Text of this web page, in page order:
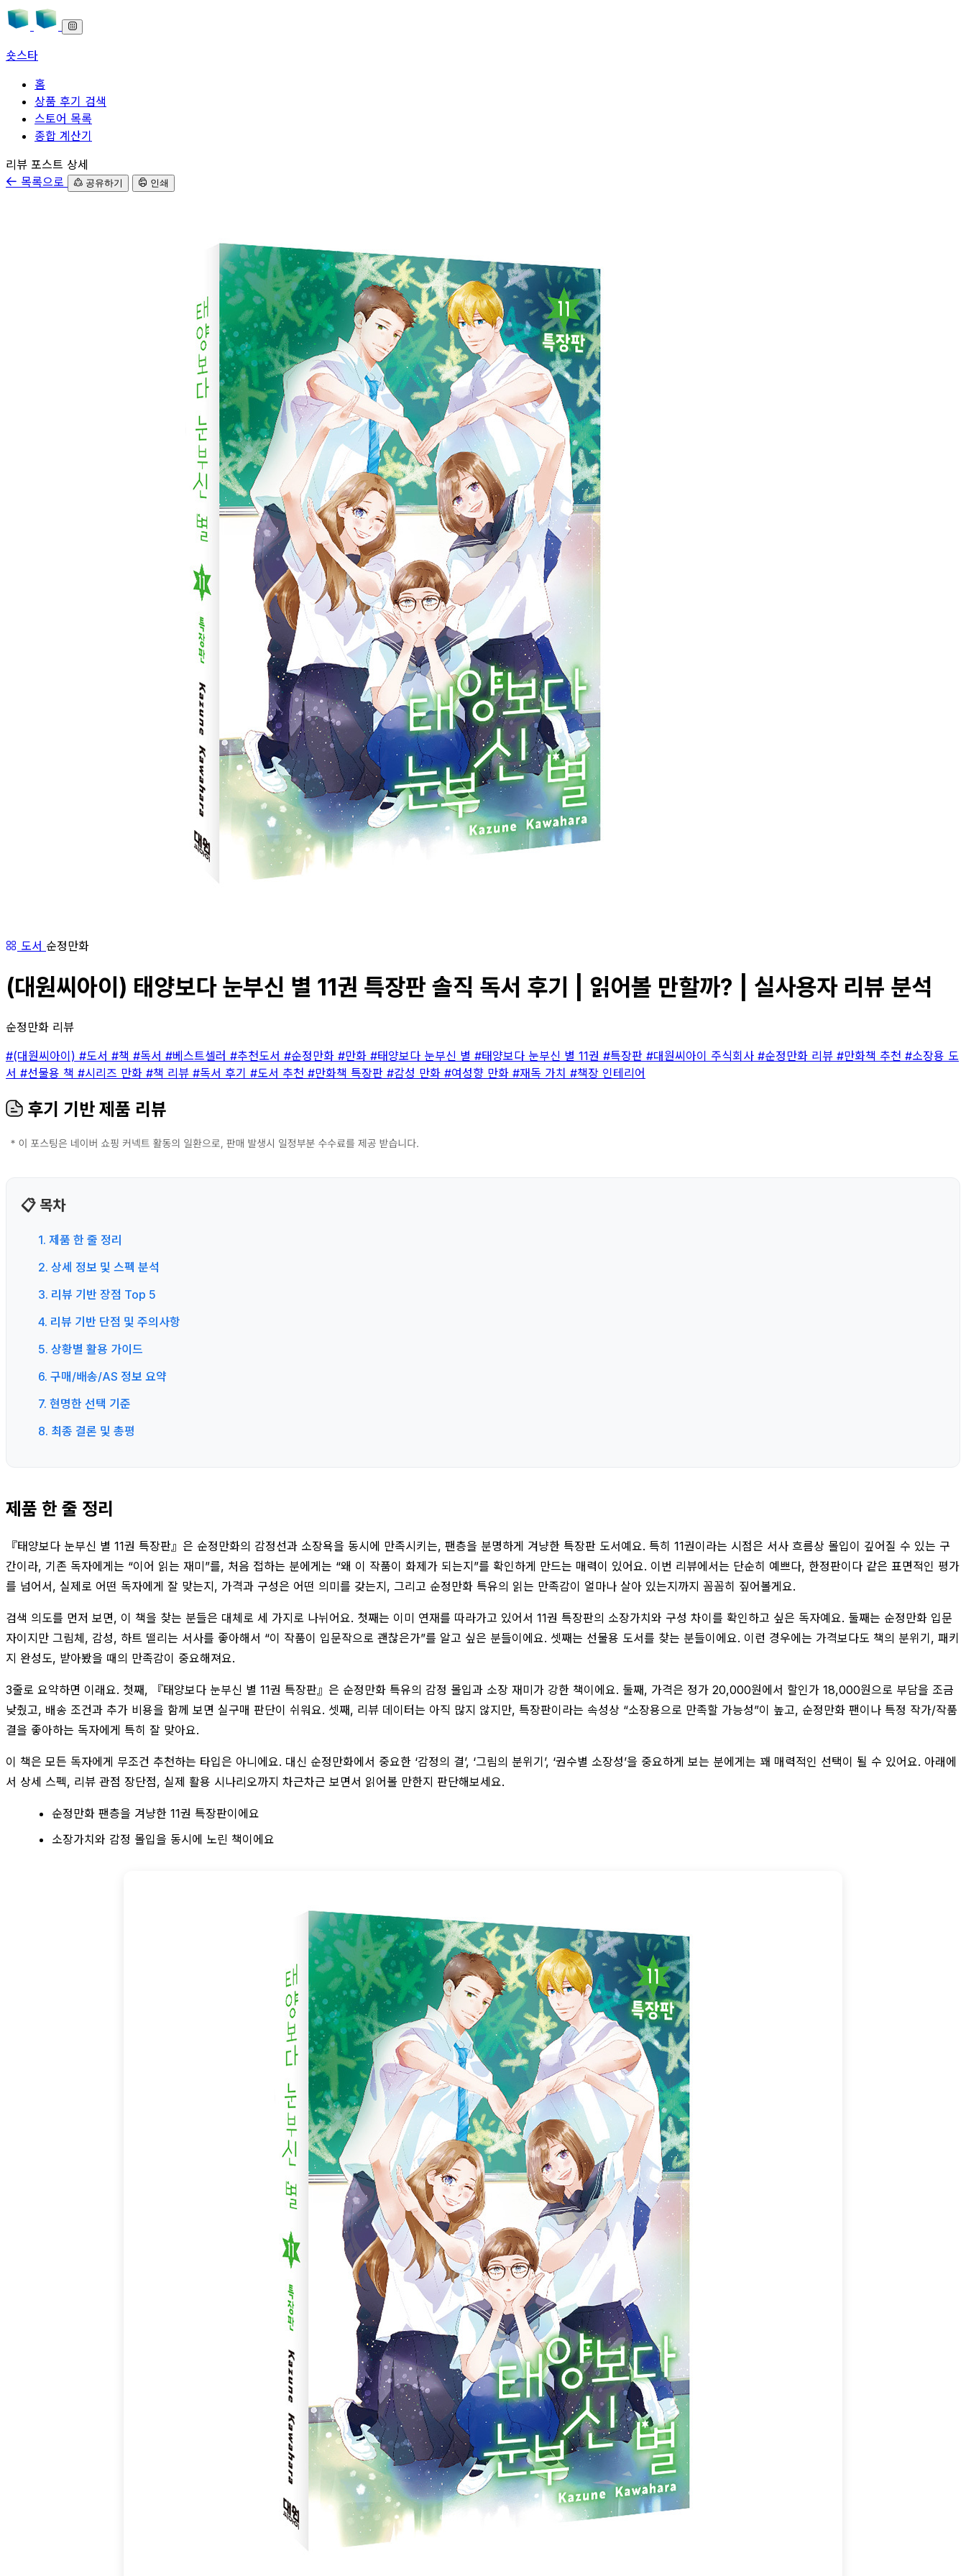
숏스타
홈
상품 후기 검색
스토어 목록
종합 계산기
본문으로 바로가기
리뷰 포스트 상세
목록으로
공유하기 인쇄
도서 순정만화
(대원씨아이) 태양보다 눈부신 별 11권 특장판 솔직 독서 후기 | 읽어볼 만할까? | 실사용자 리뷰 분석
순정만화 리뷰
#(대원씨아이) #도서 #책 #독서 #베스트셀러 #추천도서 #순정만화 #만화 #태양보다 눈부신 별 #태양보다 눈부신 별 11권 #특장판 #대원씨아이 주식회사 #순정만화 리뷰 #만화책 추천 #소장용 도
서 #선물용 책 #시리즈 만화 #책 리뷰 #독서 후기 #도서 추천 #만화책 특장판 #감성 만화 #여성향 만화 #재독 가치 #책장 인테리어
후기 기반 제품 리뷰
📋 목차
1. 제품 한 줄 정리
2. 상세 정보 및 스펙 분석
3. 리뷰 기반 장점 Top 5
4. 리뷰 기반 단점 및 주의사항
5. 상황별 활용 가이드
6. 구매/배송/AS 정보 요약
7. 현명한 선택 기준
8. 최종 결론 및 총평
제품 한 줄 정리
『태양보다 눈부신 별 11권 특장판』은 순정만화의 감정선과 소장욕을 동시에 만족시키는, 팬층을 분명하게 겨냥한 특장판 도서예요. 특히 11권이라는 시점은 서사 흐름상 몰입이 깊어질 수 있는 구
간이라, 기존 독자에게는 “이어 읽는 재미”를, 처음 접하는 분에게는 “왜 이 작품이 화제가 되는지”를 확인하게 만드는 매력이 있어요. 이번 리뷰에서는 단순히 예쁘다, 한정판이다 같은 표면적인 평가
를 넘어서, 실제로 어떤 독자에게 잘 맞는지, 가격과 구성은 어떤 의미를 갖는지, 그리고 순정만화 특유의 읽는 만족감이 얼마나 살아 있는지까지 꼼꼼히 짚어볼게요.
검색 의도를 먼저 보면, 이 책을 찾는 분들은 대체로 세 가지로 나뉘어요. 첫째는 이미 연재를 따라가고 있어서 11권 특장판의 소장가치와 구성 차이를 확인하고 싶은 독자예요. 둘째는 순정만화 입문
자이지만 그림체, 감성, 하트 떨리는 서사를 좋아해서 “이 작품이 입문작으로 괜찮은가”를 알고 싶은 분들이에요. 셋째는 선물용 도서를 찾는 분들이에요. 이런 경우에는 가격보다도 책의 분위기, 패키
지 완성도, 받아봤을 때의 만족감이 중요해져요.
3줄로 요약하면 이래요. 첫째, 『태양보다 눈부신 별 11권 특장판』은 순정만화 특유의 감정 몰입과 소장 재미가 강한 책이에요. 둘째, 가격은 정가 20,000원에서 할인가 18,000원으로 부담을 조금
낮췄고, 배송 조건과 추가 비용을 함께 보면 실구매 판단이 쉬워요. 셋째, 리뷰 데이터는 아직 많지 않지만, 특장판이라는 속성상 “소장용으로 만족할 가능성”이 높고, 순정만화 팬이나 특정 작가/작품
결을 좋아하는 독자에게 특히 잘 맞아요.
이 책은 모든 독자에게 무조건 추천하는 타입은 아니에요. 대신 순정만화에서 중요한 ‘감정의 결’, ‘그림의 분위기’, ‘권수별 소장성’을 중요하게 보는 분에게는 꽤 매력적인 선택이 될 수 있어요. 아래에
서 상세 스펙, 리뷰 관점 장단점, 실제 활용 시나리오까지 차근차근 보면서 읽어볼 만한지 판단해보세요.
순정만화 팬층을 겨냥한 11권 특장판이에요
소장가치와 감정 몰입을 동시에 노린 책이에요